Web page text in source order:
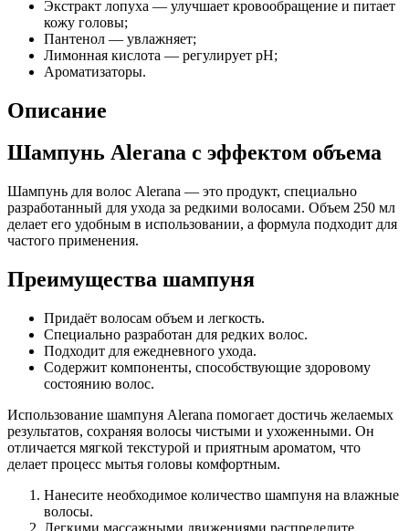
Экстракт лопуха — улучшает кровообращение и питает
кожу головы;
Пантенол — увлажняет;
Лимонная кислота — регулирует pH;
Ароматизаторы.
Описание
Шампунь Alerana с эффектом объема
Шампунь для волос Alerana — это продукт, специально
разработанный для ухода за редкими волосами. Объем 250 мл
делает его удобным в использовании, а формула подходит для
частого применения.
Преимущества шампуня
Придаёт волосам объем и легкость.
Специально разработан для редких волос.
Подходит для ежедневного ухода.
Содержит компоненты, способствующие здоровому
состоянию волос.
Использование шампуня Alerana помогает достичь желаемых
результатов, сохраняя волосы чистыми и ухоженными. Он
отличается мягкой текстурой и приятным ароматом, что
делает процесс мытья головы комфортным.
Нанесите необходимое количество шампуня на влажные
волосы.